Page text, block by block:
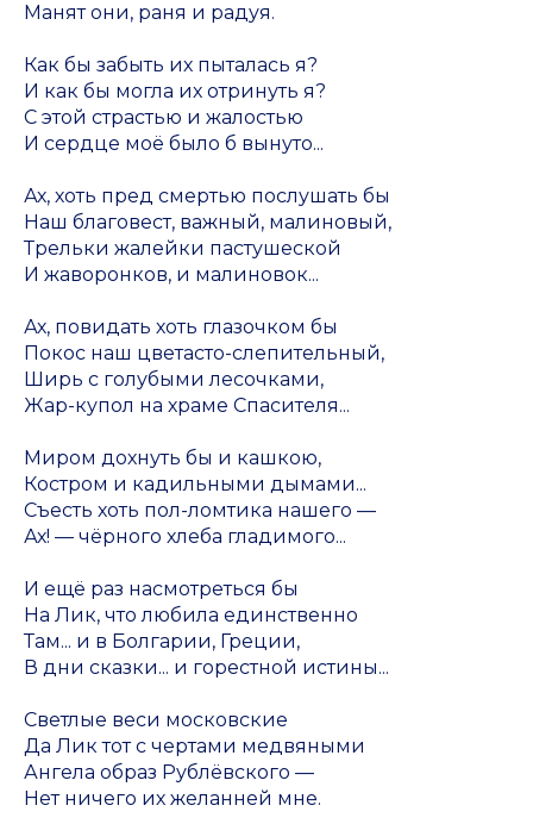
Манят они, раня и радуя.
Как бы забыть их пыталась я?
И как бы могла их отринуть я?
С этой страстью и жалостью
И сердце моё было б вынуто...
Ах, хоть пред смертью послушать бы
Наш благовест, важный, малиновый,
Трельки жалейки пастушеской
И жаворонков, и малиновок...
Ах, повидать хоть глазочком бы
Покос наш цветасто-слепительный,
Ширь с голубыми лесочками,
Жар-купол на храме Спасителя...
Миром дохнуть бы и кашкою,
Костром и кадильными дымами...
Съесть хоть пол-ломтика нашего —
Ах! — чёрного хлеба гладимого...
И ещё раз насмотреться бы
На Лик, что любила единственно
Там... и в Болгарии, Греции,
В дни сказки... и горестной истины...
Светлые веси московские
Да Лик тот с чертами медвяными
Ангела образ Рублёвского —
Нет ничего их желанней мне.